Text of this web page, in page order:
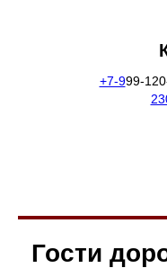
+7-999-
Гости